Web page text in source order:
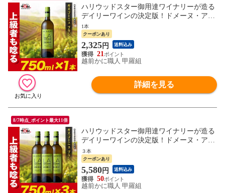
ハリウッドスター御用達ワイナリーが造る
デイリーワインの決定版！ドメーヌ・アラ
ン・ブリュモン ガスコーニュ ブラン フラ
ンス 白ワイン 辛口 グロ・マンサン ソーヴ
ィニヨン・ブラン お祝い ギフト 御中元 お
中元 残暑見舞い 夏ギフト
1本
クーポンあり
2,325円 送料込み
21
越前かに職人 甲羅組
詳細を見る
8/7時点_ポイント最大11倍
ハリウッドスター御用達ワイナリーが造る
デイリーワインの決定版！ドメーヌ・アラ
ン・ブリュモン ガスコーニュ ブラン３本
フランス 白ワイン 辛口 グロ・マンサン ソ
ーヴィニヨン・ブラン お祝い ギフト 御中
元 お中元 残暑見舞い 夏ギフト
３本
クーポンあり
5,580円 送料込み
50
越前かに職人 甲羅組